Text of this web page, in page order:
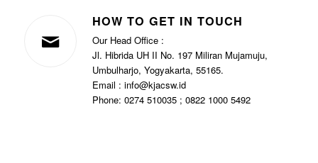
HOW TO GET IN TOUCH
Our Head Office :
Jl. Hibrida UH II No. 197 Miliran Mujamuju,
Umbulharjo, Yogyakarta, 55165.
Email : info@kjacsw.id
Phone: 0274 510035 ; 0822 1000 5492